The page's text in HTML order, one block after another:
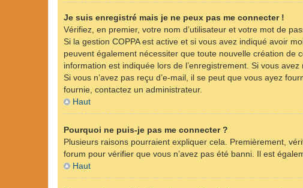
Je suis enregistré mais je ne peux pas me connecter !
Vérifiez, en premier, votre nom d’utilisateur et votre mot de
Si la gestion COPPA est active et si vous avez indiqué avoir
peuvent également nécessiter que toute nouvelle création de
information est indiquée lors de l’enregistrement. Si vous
Si vous n’avez pas reçu d’e-mail, il se peut que vous ayez
fournie, contactez un administrateur.
Haut
Pourquoi ne puis-je pas me connecter ?
Plusieurs raisons pourraient expliquer cela. Premièrement,
forum pour vérifier que vous n’avez pas été banni. Il est
Haut